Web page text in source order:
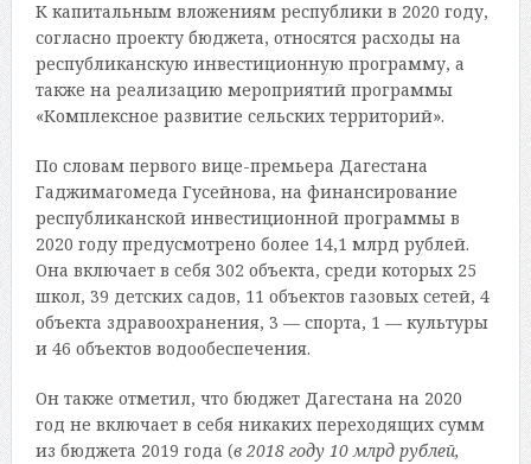
К капитальным вложениям республики в 2020 году,
согласно проекту бюджета, относятся расходы на
республиканскую инвестиционную программу, а
также на реализацию мероприятий программы
«Комплексное развитие сельских территорий».
По словам первого вице-премьера Дагестана
Гаджимагомеда Гусейнова, на финансирование
республиканской инвестиционной программы в
2020 году предусмотрено более 14,1 млрд рублей.
Она включает в себя 302 объекта, среди которых 25
школ, 39 детских садов, 11 объектов газовых сетей, 4
объекта здравоохранения, 3 — спорта, 1 — культуры
и 46 объектов водообеспечения.
Он также отметил, что бюджет Дагестана на 2020
год не включает в себя никаких переходящих сумм
из бюджета 2019 года (в 2018 году 10 млрд рублей,